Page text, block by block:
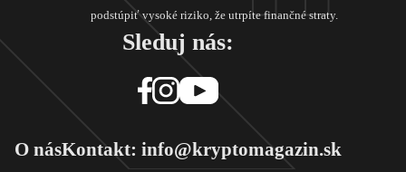
podstúpiť vysoké riziko, že utrpíte finančné straty.
Sleduj nás:
O násKontakt: info@kryptomagazin.sk